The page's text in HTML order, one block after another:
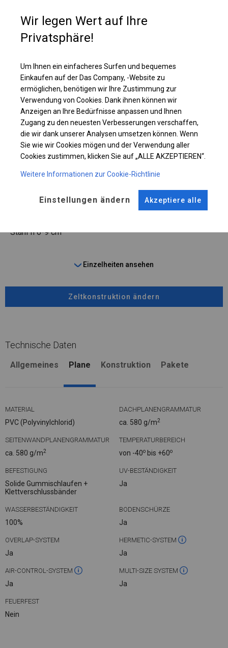
Einzelheiten ansehen
Plane ändern
KONSTRUKTION
SUMMER FLOOR
Stahl ca.fi 38 mm Stahl ca.fi 42 mm
Stahlfi 6-9 cm
Einzelheiten ansehen
Zeltkonstruktion ändern
Technische Daten
Allgemeines Plane Konstruktion Pakete
MATERIAL
PVC (Polyvinylchlorid)
DACHPLANENGRAMMATUR
ca. 580 g/m2
SEITENWANDPLANENGRAMMATUR
ca. 580 g/m2
TEMPERATURBEREICH
von -40o bis +60o
BEFESTIGUNG
Solide Gummischlaufen +
Klettverschlussbänder
UV-BESTÄNDIGKEIT
Ja
WASSERBESTÄNDIGKEIT
100%
BODENSCHÜRZE
Ja
OVERLAP-SYSTEM
Ja
HERMETIC-SYSTEM
Ja
AIR-CONTROL-SYSTEM
Ja
MULTI-SIZE SYSTEM
Ja
FEUERFEST
Nein
Wir legen Wert auf Ihre
Privatsphäre!
Um Ihnen ein einfacheres Surfen und bequemes
Einkaufen auf der Das Company, -Website zu
ermöglichen, benötigen wir Ihre Zustimmung zur
Verwendung von Cookies. Dank ihnen können wir
Anzeigen an Ihre Bedürfnisse anpassen und Ihnen
Zugang zu den neuesten Verbesserungen verschaffen,
die wir dank unserer Analysen umsetzen können. Wenn
Sie wie wir Cookies mögen und der Verwendung aller
Cookies zustimmen, klicken Sie auf „ALLE AKZEPTIEREN“.
Weitere Informationen zur Cookie-Richtlinie
Einstellungen ändern Akzeptiere alle